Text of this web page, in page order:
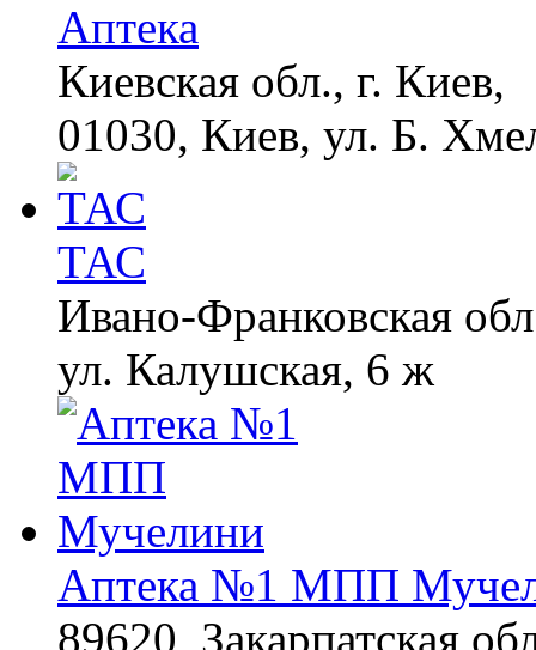
Аптека
Киевская обл., г. Киев,
01030, Киев, ул. Б.
ТАС
Ивано-Франковская
ул. Калушская, 6 ж
Аптека №1 МПП
89620, Закарпатская